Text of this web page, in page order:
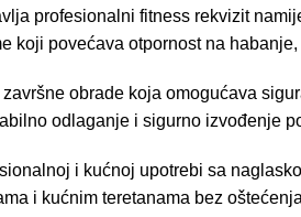
profesionalni fitness rekvizit
koji povećava otpornost na
obrade koja omogućava
odlaganje i sigurno izvođenje
i kućnoj upotrebi sa
i kućnim teretanama bez